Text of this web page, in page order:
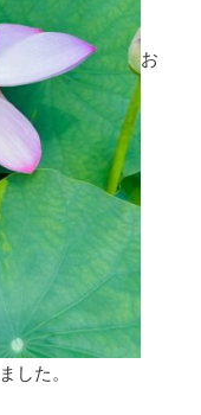
お
した。